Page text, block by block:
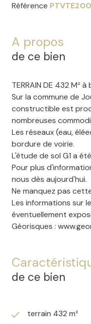
Référence
A propos
de ce bien
TERRAIN DE 432 M²
Sur la commune de
constructible est
nombreuses
Les réseaux (eau,
bordure de voirie.
L'étude de sol G1 a
Pour plus
nous dès aujourd'hui.
Ne manquez pas
Les informations sur
éventuellement
Géorisques :
de ce bien
terrain 432 m²